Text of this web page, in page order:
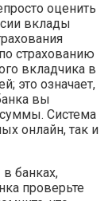
оценить
вклады
страхованию
вкладчика в
это означает,
вы
Система
онлайн, так и
банках,
проверьте